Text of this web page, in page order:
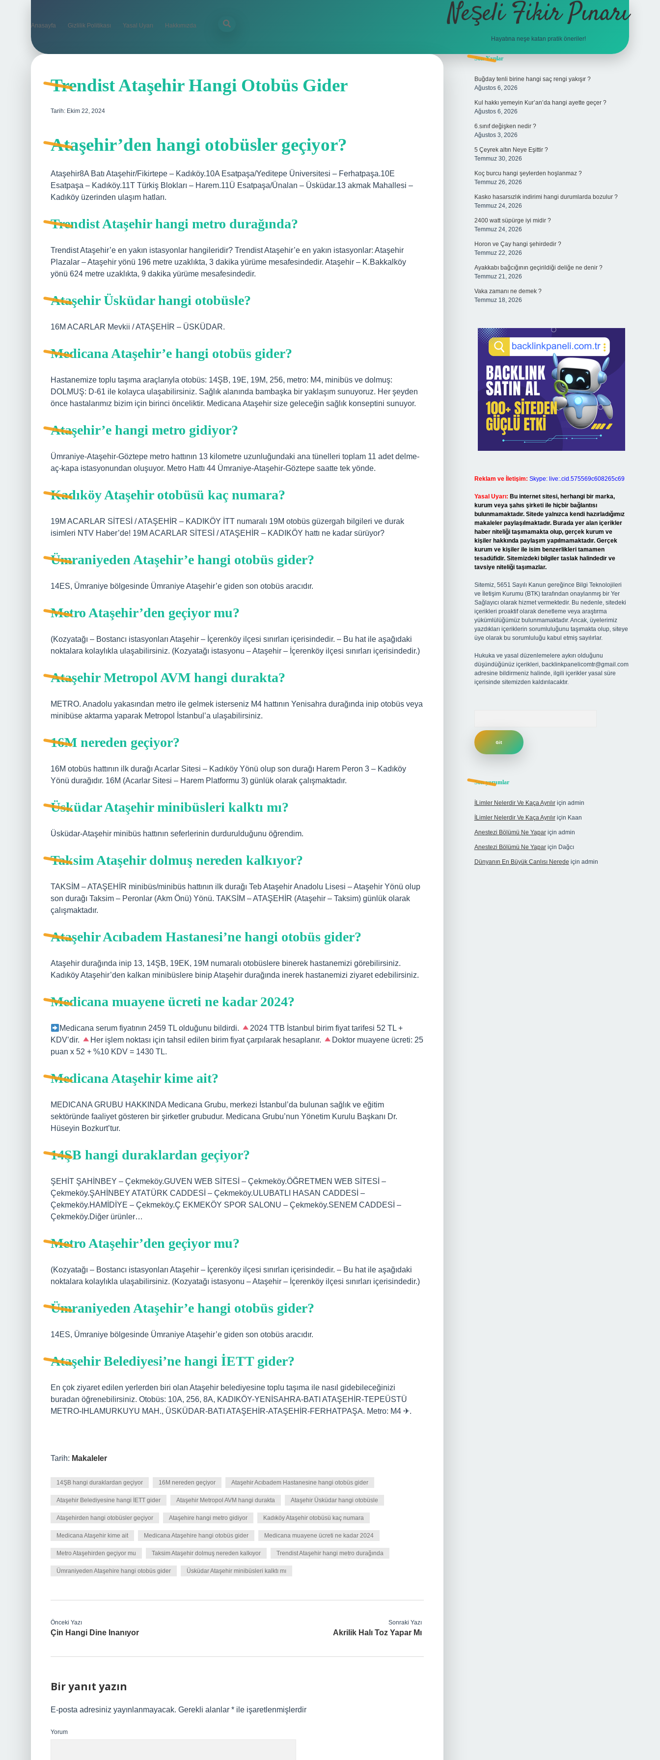
Anasayfa Gizlilik Politikası Yasal Uyarı Hakkımızda Neşeli Fikir Pınarı
Hayatına neşe katan pratik öneriler!
Trendist Ataşehir Hangi Otobüs Gider
Tarih: Ekim 22, 2024
Ataşehir’den hangi otobüsler geçiyor?
Ataşehir8A Batı Ataşehir/Fikirtepe – Kadıköy.10A Esatpaşa/Yeditepe Üniversitesi – Ferhatpaşa.10E
Esatpaşa – Kadıköy.11T Türkiş Blokları – Harem.11Ü Esatpaşa/Ünalan – Üsküdar.13 akmak Mahallesi –
Kadıköy üzerinden ulaşım hatları.
Trendist Ataşehir hangi metro durağında?
Trendist Ataşehir’e en yakın istasyonlar hangileridir? Trendist Ataşehir’e en yakın istasyonlar: Ataşehir
Plazalar – Ataşehir yönü 196 metre uzaklıkta, 3 dakika yürüme mesafesindedir. Ataşehir – K.Bakkalköy
yönü 624 metre uzaklıkta, 9 dakika yürüme mesafesindedir.
Ataşehir Üsküdar hangi otobüsle?
16M ACARLAR Mevkii / ATAŞEHİR – ÜSKÜDAR.
Medicana Ataşehir’e hangi otobüs gider?
Hastanemize toplu taşıma araçlarıyla otobüs: 14ŞB, 19E, 19M, 256, metro: M4, minibüs ve dolmuş:
DOLMUŞ: D-61 ile kolayca ulaşabilirsiniz. Sağlık alanında bambaşka bir yaklaşım sunuyoruz. Her şeyden
önce hastalarımız bizim için birinci önceliktir. Medicana Ataşehir size geleceğin sağlık konseptini sunuyor.
Ataşehir’e hangi metro gidiyor?
Ümraniye-Ataşehir-Göztepe metro hattının 13 kilometre uzunluğundaki ana tünelleri toplam 11 adet delme-
aç-kapa istasyonundan oluşuyor. Metro Hattı 44 Ümraniye-Ataşehir-Göztepe saatte tek yönde.
Kadıköy Ataşehir otobüsü kaç numara?
19M ACARLAR SİTESİ / ATAŞEHİR – KADIKÖY İTT numaralı 19M otobüs güzergah bilgileri ve durak
isimleri NTV Haber’de! 19M ACARLAR SİTESİ / ATAŞEHİR – KADIKÖY hattı ne kadar sürüyor?
Ümraniyeden Ataşehir’e hangi otobüs gider?
14ES, Ümraniye bölgesinde Ümraniye Ataşehir’e giden son otobüs aracıdır.
Metro Ataşehir’den geçiyor mu?
(Kozyatağı – Bostancı istasyonları Ataşehir – İçerenköy ilçesi sınırları içerisindedir. – Bu hat ile aşağıdaki
noktalara kolaylıkla ulaşabilirsiniz. (Kozyatağı istasyonu – Ataşehir – İçerenköy ilçesi sınırları içerisindedir.)
Ataşehir Metropol AVM hangi durakta?
METRO. Anadolu yakasından metro ile gelmek isterseniz M4 hattının Yenisahra durağında inip otobüs veya
minibüse aktarma yaparak Metropol İstanbul’a ulaşabilirsiniz.
16M nereden geçiyor?
16M otobüs hattının ilk durağı Acarlar Sitesi – Kadıköy Yönü olup son durağı Harem Peron 3 – Kadıköy
Yönü durağıdır. 16M (Acarlar Sitesi – Harem Platformu 3) günlük olarak çalışmaktadır.
Üsküdar Ataşehir minibüsleri kalktı mı?
Üsküdar-Ataşehir minibüs hattının seferlerinin durdurulduğunu öğrendim.
Taksim Ataşehir dolmuş nereden kalkıyor?
TAKSİM – ATAŞEHİR minibüs/minibüs hattının ilk durağı Teb Ataşehir Anadolu Lisesi – Ataşehir Yönü olup
son durağı Taksim – Peronlar (Akm Önü) Yönü. TAKSİM – ATAŞEHİR (Ataşehir – Taksim) günlük olarak
çalışmaktadır.
Ataşehir Acıbadem Hastanesi’ne hangi otobüs gider?
Ataşehir durağında inip 13, 14ŞB, 19EK, 19M numaralı otobüslere binerek hastanemizi görebilirsiniz.
Kadıköy Ataşehir’den kalkan minibüslere binip Ataşehir durağında inerek hastanemizi ziyaret edebilirsiniz.
Medicana muayene ücreti ne kadar 2024?
Medicana serum fiyatının 2459 TL olduğunu bildirdi.
2024 TTB İstanbul birim fiyat tarifesi 52 TL +
KDV’dir.
Her işlem noktası için tahsil edilen birim fiyat çarpılarak hesaplanır.
Doktor muayene ücreti: 25
puan x 52 + %10 KDV = 1430 TL.
Medicana Ataşehir kime ait?
MEDICANA GRUBU HAKKINDA Medicana Grubu, merkezi İstanbul’da bulunan sağlık ve eğitim
sektöründe faaliyet gösteren bir şirketler grubudur. Medicana Grubu’nun Yönetim Kurulu Başkanı Dr.
Hüseyin Bozkurt’tur.
14ŞB hangi duraklardan geçiyor?
ŞEHİT ŞAHİNBEY – Çekmeköy.GUVEN WEB SİTESİ – Çekmeköy.ÖĞRETMEN WEB SİTESİ –
Çekmeköy.ŞAHİNBEY ATATÜRK CADDESİ – Çekmeköy.ULUBATLI HASAN CADDESİ –
Çekmeköy.HAMİDİYE – Çekmeköy.Ç EKMEKÖY SPOR SALONU – Çekmeköy.SENEM CADDESİ –
Çekmeköy.Diğer ürünler…
Metro Ataşehir’den geçiyor mu?
(Kozyatağı – Bostancı istasyonları Ataşehir – İçerenköy ilçesi sınırları içerisindedir. – Bu hat ile aşağıdaki
noktalara kolaylıkla ulaşabilirsiniz. (Kozyatağı istasyonu – Ataşehir – İçerenköy ilçesi sınırları içerisindedir.)
Ümraniyeden Ataşehir’e hangi otobüs gider?
14ES, Ümraniye bölgesinde Ümraniye Ataşehir’e giden son otobüs aracıdır.
Ataşehir Belediyesi’ne hangi İETT gider?
En çok ziyaret edilen yerlerden biri olan Ataşehir belediyesine toplu taşıma ile nasıl gidebileceğinizi
buradan öğrenebilirsiniz. Otobüs: 10A, 256, 8A, KADIKÖY-YENİSAHRA-BATI ATAŞEHİR-TEPEÜSTÜ
METRO-IHLAMURKUYU MAH., ÜSKÜDAR-BATI ATAŞEHİR-ATAŞEHİR-FERHATPAŞA. Metro: M4 ✈.
Tarih: Makaleler
14ŞB hangi duraklardan geçiyor 16M nereden geçiyor Ataşehir Acıbadem Hastanesine hangi otobüs gider
Ataşehir Belediyesine hangi İETT gider Ataşehir Metropol AVM hangi durakta Ataşehir Üsküdar hangi otobüsle
Ataşehirden hangi otobüsler geçiyor Ataşehire hangi metro gidiyor Kadıköy Ataşehir otobüsü kaç numara
Medicana Ataşehir kime ait Medicana Ataşehire hangi otobüs gider Medicana muayene ücreti ne kadar 2024
Metro Ataşehirden geçiyor mu Taksim Ataşehir dolmuş nereden kalkıyor Trendist Ataşehir hangi metro durağında
Ümraniyeden Ataşehire hangi otobüs gider Üsküdar Ataşehir minibüsleri kalktı mı
Önceki Yazı
Çin Hangi Dine Inanıyor
Sonraki Yazı
Akrilik Halı Toz Yapar Mı
Bir yanıt yazın
E-posta adresiniz yayınlanmayacak. Gerekli alanlar * ile işaretlenmişlerdir
Yorum
Sidebar
Son Yazılar
Buğday tenli birine hangi saç rengi yakışır ?
Ağustos 6, 2026
Kul hakkı yemeyin Kur’an’da hangi ayette geçer ?
Ağustos 6, 2026
6.sınıf değişken nedir ?
Ağustos 3, 2026
5 Çeyrek altın Neye Eşittir ?
Temmuz 30, 2026
Koç burcu hangi şeylerden hoşlanmaz ?
Temmuz 26, 2026
Kasko hasarsızlık indirimi hangi durumlarda bozulur ?
Temmuz 24, 2026
2400 watt süpürge iyi midir ?
Temmuz 24, 2026
Horon ve Çay hangi şehirdedir ?
Temmuz 22, 2026
Ayakkabı bağcığının geçirildiği deliğe ne denir ?
Temmuz 21, 2026
Vaka zamanı ne demek ?
Temmuz 18, 2026
Reklam ve İletişim: Skype: live:.cid.575569c608265c69
Yasal Uyarı: Bu internet sitesi, herhangi bir marka,
kurum veya şahıs şirketi ile hiçbir bağlantısı
bulunmamaktadır. Sitede yalnızca kendi hazırladığımız
makaleler paylaşılmaktadır. Burada yer alan içerikler
haber niteliği taşımamakta olup, gerçek kurum ve
kişiler hakkında paylaşım yapılmamaktadır. Gerçek
kurum ve kişiler ile isim benzerlikleri tamamen
tesadüfidir. Sitemizdeki bilgiler taslak halindedir ve
tavsiye niteliği taşımazlar.
Sitemiz, 5651 Sayılı Kanun gereğince Bilgi Teknolojileri
ve İletişim Kurumu (BTK) tarafından onaylanmış bir Yer
Sağlayıcı olarak hizmet vermektedir. Bu nedenle, sitedeki
içerikleri proaktif olarak denetleme veya araştırma
yükümlülüğümüz bulunmamaktadır. Ancak, üyelerimiz
yazdıkları içeriklerin sorumluluğunu taşımakta olup, siteye
üye olarak bu sorumluluğu kabul etmiş sayılırlar.
Hukuka ve yasal düzenlemelere aykırı olduğunu
düşündüğünüz içerikleri, backlinkpanelicomtr@gmail.com
adresine bildirmeniz halinde, ilgili içerikler yasal süre
içerisinde sitemizden kaldırılacaktır.
Son yorumlar
İLimler Nelerdir Ve Kaça Ayrılıriçin admin
İLimler Nelerdir Ve Kaça Ayrılıriçin Kaan
Anestezi Bölümü Ne Yapariçin admin
Anestezi Bölümü Ne Yapariçin Dağcı
Dünyanın En Büyük Canlısı Nerede için admin